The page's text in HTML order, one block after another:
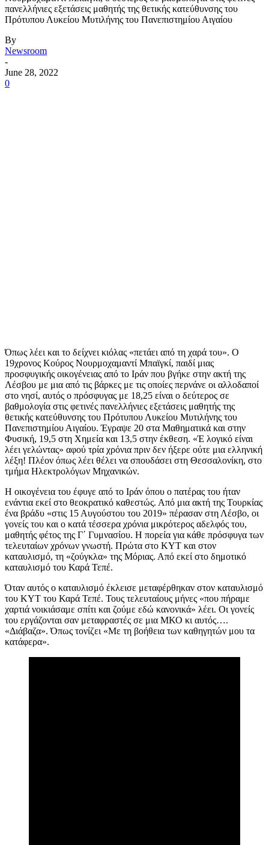
πανελλήνιες εξετάσεις μαθητής της θετικής κατεύθυνσης του
Πρότυπου Λυκείου Μυτιλήνης του Πανεπιστημίου Αιγαίου
By
Newsroom
-
June 28, 2022
0
Όπως λέει και το δείχνει κιόλας «πετάει από τη χαρά του». Ο
19χρονος Κούρος Νουρμοχαμαντί Μπαϊγκί, παιδί μιας
προσφυγικής οικογένειας από το Ιράν που βγήκε στην ακτή της
Λέσβου με μια από τις βάρκες με τις οποίες περνάνε οι αλλοδαποί
στο νησί, αυτός ο πρόσφυγας με 18,25 είναι ο δεύτερος σε
βαθμολογία στις φετινές πανελλήνιες εξετάσεις μαθητής της
θετικής κατεύθυνσης του Πρότυπου Λυκείου Μυτιλήνης του
Πανεπιστημίου Αιγαίου. Έγραψε 20 στα Μαθηματικά και στην
Φυσική, 19,5 στη Χημεία και 13,5 στην έκθεση. «Έ λογικό είναι
λέει γελώντας» αφού τρία χρόνια πριν δεν ήξερε ούτε μια ελληνική
λέξη! Πλέον όπως λέει θέλει να σπουδάσει στη Θεσσαλονίκη, στο
τμήμα Ηλεκτρολόγων Μηχανικών.
Η οικογένεια του έφυγε από το Ιράν όπου ο πατέρας του ήταν
ενάντια εκεί στο θεοκρατικό καθεστώς. Από μια ακτή της Τουρκίας
ένα βράδυ «στις 15 Αυγούστου του 2019» πέρασαν στη Λέσβο, οι
γονείς του και ο κατά τέσσερα χρόνια μικρότερος αδελφός του,
μαθητής φέτος της Γ΄ Γυμνασίου. Η πορεία για κάθε πρόσφυγα των
τελευταίων χρόνων γνωστή. Πρώτα στο ΚΥΤ και στον
καταυλισμό, τη «ζούγκλα» της Μόριας. Από εκεί στο δημοτικό
καταυλισμό του Καρά Τεπέ.
Όταν αυτός ο καταυλισμό έκλεισε μεταφέρθηκαν στον καταυλισμό
του ΚΥΤ του Καρά Τεπέ. Τους τελευταίους μήνες «που πήραμε
χαρτιά νοικιάσαμε σπίτι και ζούμε εδώ κανονικά» λέει. Οι γονείς
του εργάζονται σαν μεταφραστές σε μια ΜΚΟ κι αυτός….
«Διάβαζα». Όπως τονίζει «Με τη βοήθεια των καθηγητών μου τα
κατάφερα».